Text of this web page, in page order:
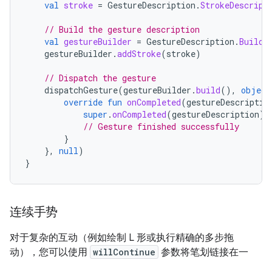
val stroke = GestureDescription .
// Build the gesture description
val gestureBuilder = GestureDescription .
gestureBuilder .addStroke(stroke)
// Dispatch the gesture
dispatchGesture(gestureBuilder .build(),
object
override fun onCompleted(
super .onCompleted(gestureDescription)
// Gesture finished successfully
}
},
null)
}
连续手势
对于复杂的互动（例如绘制 L 形或执行精确的多步拖
动），您可以使用 willContinue 参数将笔划链接在一